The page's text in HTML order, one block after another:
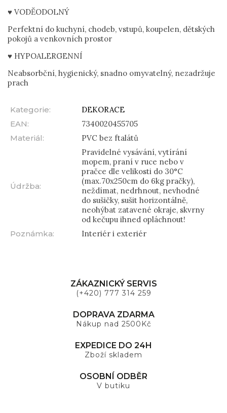
♥ VODĚODOLNÝ
Perfektní do kuchyní, chodeb, vstupů, koupelen, dětských
pokojů a venkovních prostor
♥ HYPOALERGENNÍ
Neabsorbční, hygienický, snadno omyvatelný, nezadržuje
prach
Kategorie:
DEKORACE
EAN:
7340020455705
Materiál: PVC bez ftalátů
Údržba:
Pravidelné vysávání, vytírání
mopem, praní v ruce nebo v
pračce dle velikosti do 30°C
(max.70x250cm do 6kg pračky),
neždímat, nedrhnout, nevhodné
do sušičky, sušit horizontálně,
neohýbat zatavené okraje, skvrny
od kečupu ihned opláchnout!
Poznámka: Interiér i exteriér
ZÁKAZNICKÝ SERVIS
(+420) 777 314 259
DOPRAVA ZDARMA
Nákup nad 2500Kč
EXPEDICE DO 24H
Zboží skladem
OSOBNÍ ODBĚR
V butiku